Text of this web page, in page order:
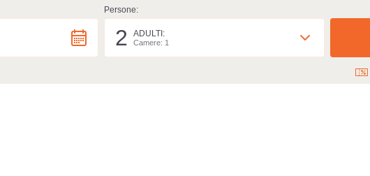
Persone:
2 ADULTI:
Camere: 1